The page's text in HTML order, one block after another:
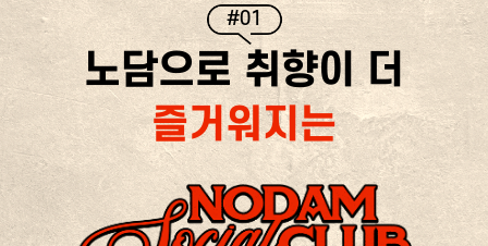
#01
노담으로 취향이 더
즐거워지는